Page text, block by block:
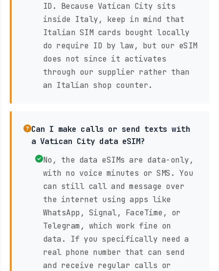
ID. Because Vatican City sits
inside Italy, keep in mind that
Italian SIM cards bought locally
do require ID by law, but our eSIM
does not since it activates
through our supplier rather than
an Italian shop counter.
Can I make calls or send texts with
a Vatican City data eSIM?
No, the data eSIMs are data-only,
with no voice minutes or SMS. You
can still call and message over
the internet using apps like
WhatsApp, Signal, FaceTime, or
Telegram, which work fine on
data. If you specifically need a
real phone number that can send
and receive regular calls or